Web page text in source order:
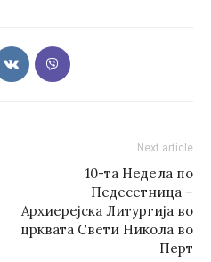
Next article
10-та Недела по
Педесетница –
Архиерејска Литургија во
црквата Свети Никола во
Перт